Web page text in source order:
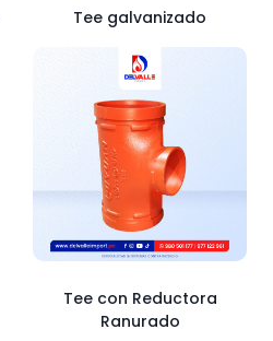
Tee galvanizado
Tee con Reductora
Ranurado